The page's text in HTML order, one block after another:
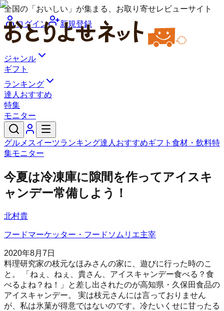
全国の「おいしい」が集まる、お取り寄せレビューサイト
ログイン
新規登録
ジャンル
ギフト
ランキング
達人おすすめ
特集
モニター
グルメ スイーツランキング達人おすすめギフト 食材・飲料特
集モニター
今夏は冷凍庫に隙間を作ってアイスキ
ャンデー常備しよう！
北村貴
フードマーケッター・フードソムリエ主宰
2020年8月7日
料理研究家の枝元なほみさんの家に、遊びに行った時のこ
と。 「ねぇ、ねぇ、貴さん、アイスキャンデー食べる？食
べるよね？ね！」と差し出されたのが高知県・久保田食品の
アイスキャンデー。 実は枝元さんには言っておりません
が、私は氷菓が得意ではないのです。冷たいくせに甘ったる